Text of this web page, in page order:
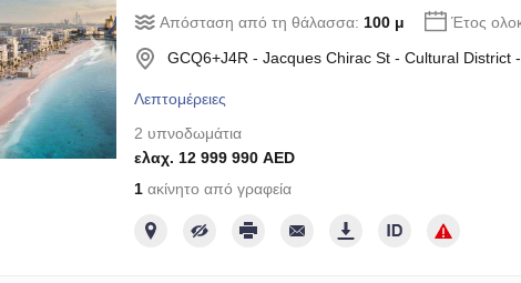
Απόσταση από τη θάλασσα: 100 μ Έτος
GCQ6+J4R - Jacques Chirac St - Cultural District
Λεπτομέρειες
2 υπνοδωμάτια
ελαχ. 12 999 990 AED
1ακίνητο από γραφεία